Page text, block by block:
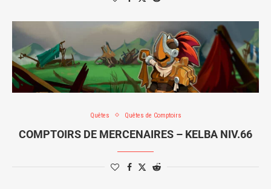
Quêtes Quêtes de Comptoirs
COMPTOIRS DE MERCENAIRES – KELBA NIV.66